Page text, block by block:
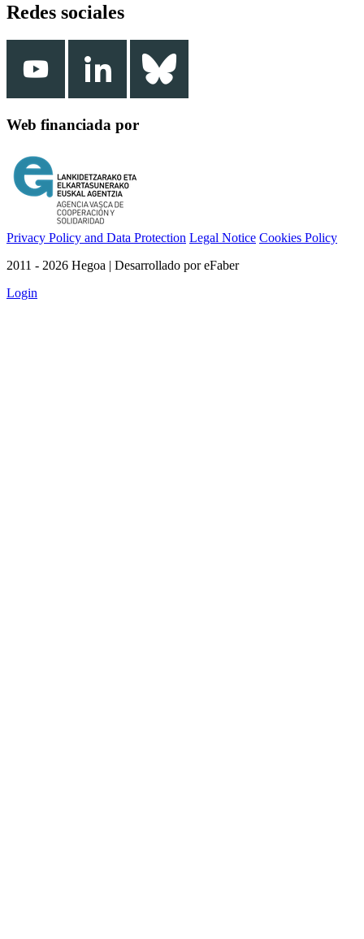
Redes sociales
Web financiada por
Privacy Policy and Data Protection Legal Notice Cookies Policy
2011 - 2026 Hegoa | Desarrollado por eFaber
Login